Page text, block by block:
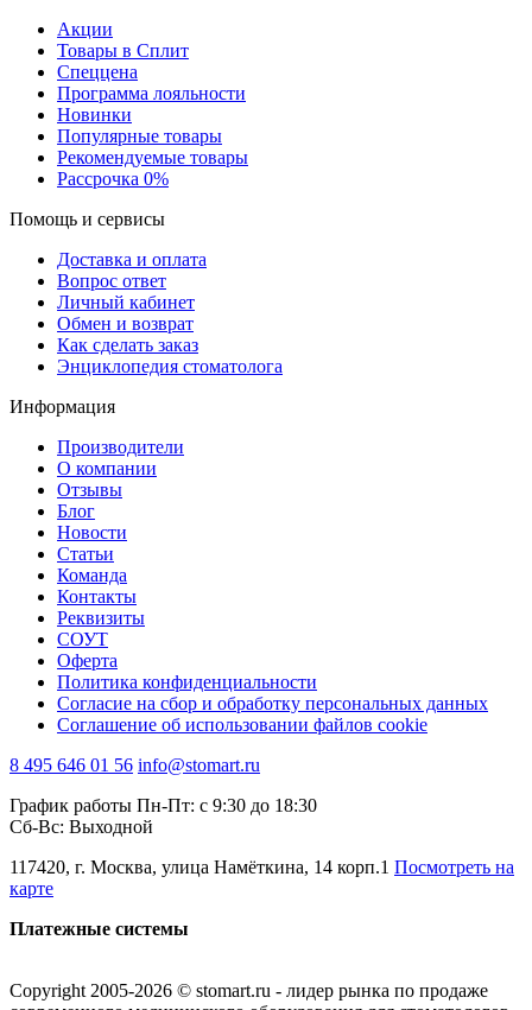
Акции
Товары в Сплит
Спеццена
Программа лояльности
Новинки
Популярные товары
Рекомендуемые товары
Рассрочка 0%
Помощь и сервисы
Доставка и оплата
Вопрос ответ
Личный кабинет
Обмен и возврат
Как сделать заказ
Энциклопедия стоматолога
Информация
Производители
О компании
Отзывы
Блог
Новости
Статьи
Команда
Контакты
Реквизиты
СОУТ
Оферта
Политика конфиденциальности
Согласие на сбор и обработку персональных данных
Соглашение об использовании файлов cookie
8 495 646 01 56 info@stomart.ru
График работы Пн-Пт: с 9:30 до 18:30
Сб-Вс: Выходной
117420, г. Москва, улица Намёткина, 14 корп.1 Посмотреть на
карте
Платежные системы
Copyright 2005-2026 © stomart.ru - лидер рынка по продаже